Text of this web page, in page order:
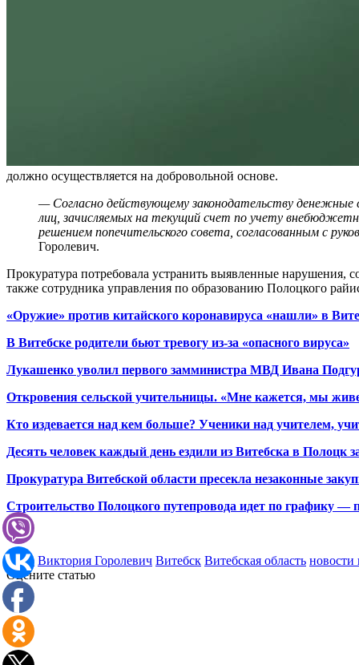
должно осуществляется на добровольной основе.
— Согласно действующему законодательству денежные
лиц, зачисляемых на текущий счет по учету
решением попечительского совета, согласованным с
Горолевич.
Прокуратура потребовала устранить выявленные нарушения,
также сотрудника управления по образованию Полоцкого
«Оружие» против китайского коронавируса «нашли» в
В Витебске родители бьют тревогу из-за «опасного вируса»
Лукашенко уволил первого замминистра МВД Ивана
Откровения сельской учительницы. «Мне кажется, мы
Кто издевается над кем больше? Ученики над учителем,
Десять человек каждый день ездили из Витебска в Полоцк
Прокуратура Витебской области пресекла незаконные
Строительство Полоцкого путепровода идет по графику —
home Виктория Горолевич Витебск Витебская область новости
Оцените статью